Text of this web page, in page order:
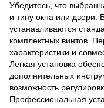
Убедитесь, что
и типу окна или двери.
устанавливаются
комплектных винтов.
характеристики и
Легкая установка
дополнительных
возможность
Профессиональная